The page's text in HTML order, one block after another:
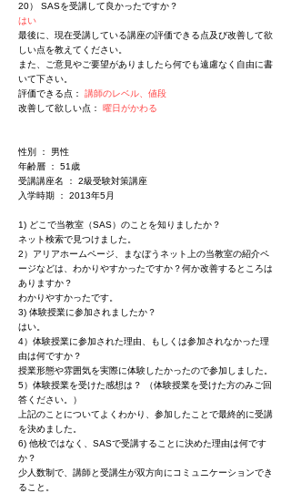
20） SASを受講して良かったですか？
はい
最後に、現在受講している講座の評価できる点及び改善して欲
しい点を教えてください。
また、ご意見やご要望がありましたら何でも遠慮なく自由に書
いて下さい。
評価できる点： 講師のレベル、値段
改善して欲しい点： 曜日がかわる
性別 ： 男性
年齢層 ： 51歳
受講講座名 ： 2級受験対策講座
入学時期 ： 2013年5月
1) どこで当教室（SAS）のことを知りましたか？
ネット検索で見つけました。
2）アリアホームページ、まなぼうネット上の当教室の紹介ペ
ージなどは、わかりやすかったですか？何か改善するところは
ありますか？
わかりやすかったです。
3) 体験授業に参加されましたか？
はい。
4）体験授業に参加された理由、もしくは参加されなかった理
由は何ですか？
授業形態や雰囲気を実際に体験したかったので参加しました。
5）体験授業を受けた感想は？ （体験授業を受けた方のみご回
答ください。）
上記のことについてよくわかり、参加したことで最終的に受講
を決めました。
6) 他校ではなく、SASで受講することに決めた理由は何です
か？
少人数制で、講師と受講生が双方向にコミュニケーションでき
ること。